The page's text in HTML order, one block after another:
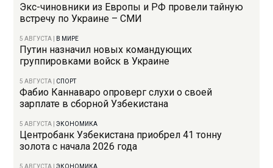
Экс-чиновники из Европы и РФ провели тайную
встречу по Украине – СМИ
5 АВГУСТА В МИРЕ
Путин назначил новых командующих
группировками войск в Украине
5 АВГУСТА СПОРТ
Фабио Каннаваро опроверг слухи о своей
зарплате в сборной Узбекистана
5 АВГУСТА |ЭКОНОМИКА
Центробанк Узбекистана приобрел 41 тонну
золота с начала 2026 года
5 АВГУСТА |ЭКОНОМИКА